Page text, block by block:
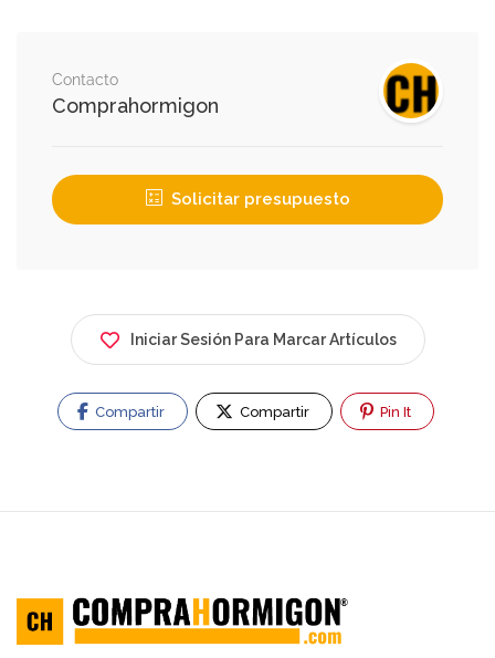
Contacto
Comprahormigon
Solicitar presupuesto
Iniciar Sesión Para Marcar Artículos
Compartir Compartir Pin It